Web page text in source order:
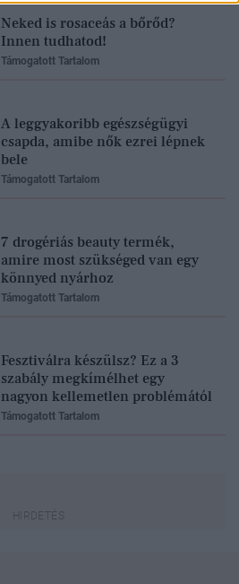
Neked is rosaceás a bőrőd?
Innen tudhatod!
Támogatott Tartalom
A leggyakoribb egészségügyi
csapda, amibe nők ezrei lépnek
bele
Támogatott Tartalom
7 drogériás beauty termék,
amire most szükséged van egy
könnyed nyárhoz
Támogatott Tartalom
Fesztiválra készülsz? Ez a 3
szabály megkímélhet egy
nagyon kellemetlen problémától
Támogatott Tartalom